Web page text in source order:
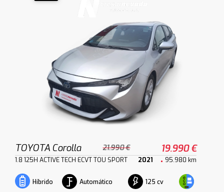
TOYOTA Corolla 21.990 € 19.990 €
1.8 125H ACTIVE TECH ECVT TOU SPORT 2021 95.980 km
Híbrido Automático 125 cv